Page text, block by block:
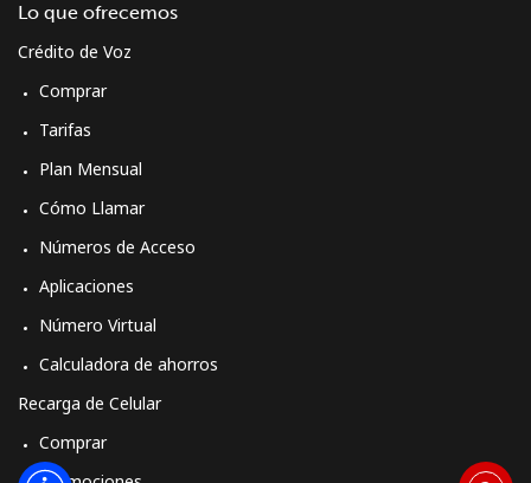
Lo que ofrecemos
Crédito de Voz
Comprar
Tarifas
Plan Mensual
Cómo Llamar
Números de Acceso
Aplicaciones
Número Virtual
Calculadora de ahorros
Recarga de Celular
Comprar